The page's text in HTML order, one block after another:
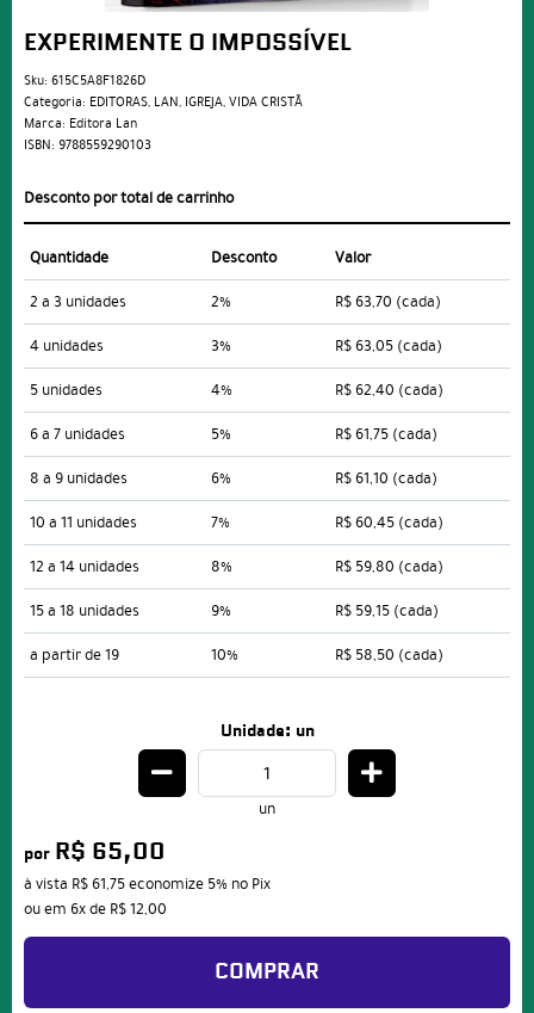
EXPERIMENTE O IMPOSSÍVEL
Sku: 615C5A8F1826D
Categoria: EDITORAS, LAN, IGREJA,VIDA CRISTÃ
Marca: Editora Lan
ISBN: 9788559290103
Desconto por total de carrinho
Quantidade Desconto
Valor
2 a 3 unidades
2% R$ 63,70 (cada)
4 unidades
3% R$ 63,05 (cada)
5 unidades
4% R$ 62,40 (cada)
6 a 7 unidades
5% R$ 61,75 (cada)
8 a 9 unidades
6% R$ 61,10 (cada)
10 a 11 unidades
7% R$ 60,45 (cada)
12 a 14 unidades
8% R$ 59,80 (cada)
15 a 18 unidades
9% R$ 59,15 (cada)
a partir de 19
10% R$ 58,50 (cada)
Unidade: un
un
por R$ 65,00
à vista R$ 61,75economize 5% no Pix
ou em 6xde R$ 12,00
COMPRAR